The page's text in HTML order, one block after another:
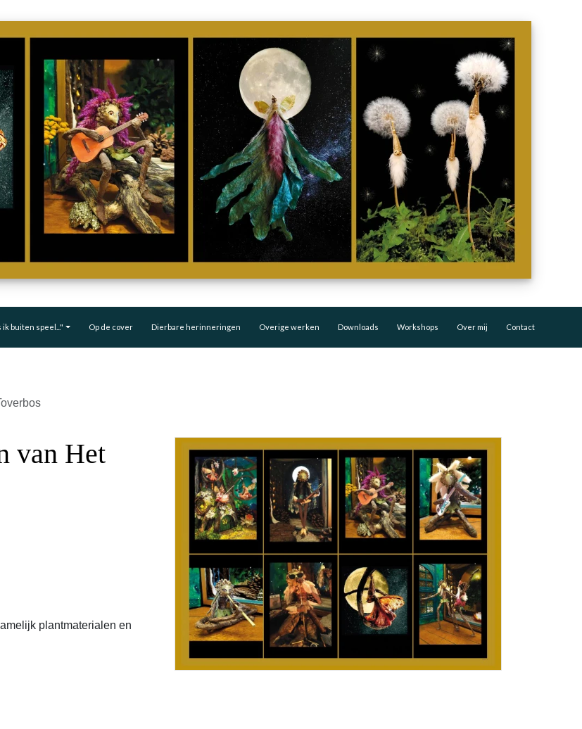
ik buiten speel..." Op de cover Dierbare herinneringen Overige werken Downloads Workshops Over mij Contact
van Het
plantmaterialen en